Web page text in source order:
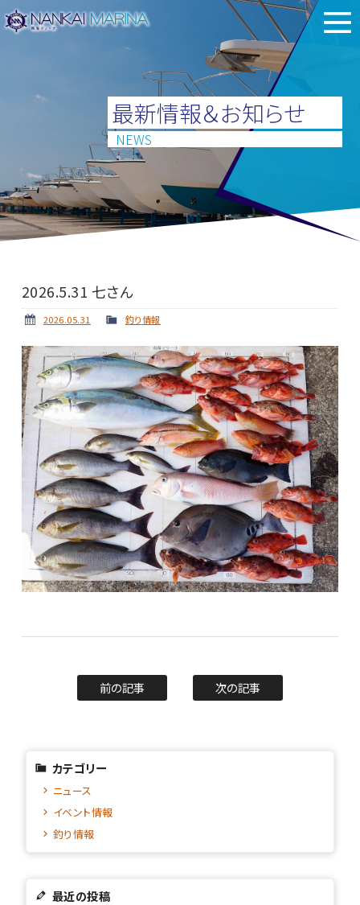
最新情報＆お知らせ
NEWS
2026.5.31 七さん
2026.05.31 釣り情報
前の記事 次の記事
カテゴリー
ニュース
イベント情報
釣り情報
最近の投稿